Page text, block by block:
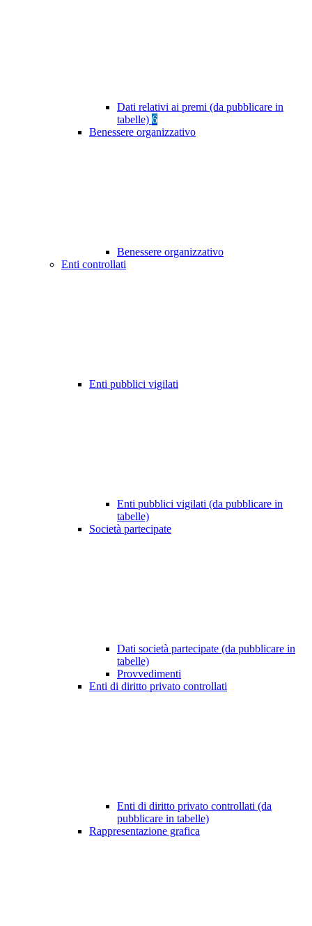
Dati relativi ai premi (da pubblicare in
tabelle) 6
Benessere organizzativo
Benessere organizzativo
Enti controllati
Enti pubblici vigilati
Enti pubblici vigilati (da pubblicare in
tabelle)
Società partecipate
Dati società partecipate (da pubblicare in
tabelle)
Provvedimenti
Enti di diritto privato controllati
Enti di diritto privato controllati (da
pubblicare in tabelle)
Rappresentazione grafica